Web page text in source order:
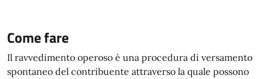
Come fare
Il ravvedimento operoso è una procedura di versamento
spontaneo del contribuente attraverso la quale possono